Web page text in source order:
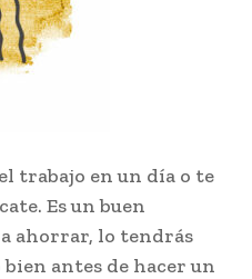
trabajo en un día o te
Es un buen
ahorrar, lo tendrás
antes de hacer un